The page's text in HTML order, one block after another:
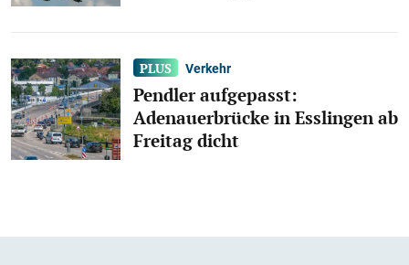
Verkehr
Pendler aufgepasst:
Adenauerbrücke in Esslingen ab
Freitag dicht